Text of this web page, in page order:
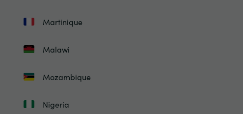
Martinique
Malawi
Mozambique
Nigeria